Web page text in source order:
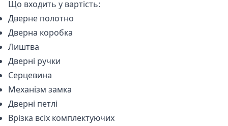
Що входить у вартість:
Дверне полотно
Дверна коробка
Лиштва
Дверні ручки
Серцевина
Механізм замка
Дверні петлі
Врізка всіх комплектуючих